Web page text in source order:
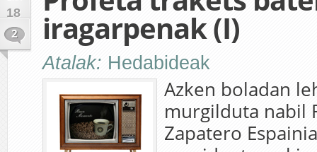
18
2
iragarpenak (I)
Atalak: Hedabideak
Azken boladan
murgilduta nabil
Zapatero